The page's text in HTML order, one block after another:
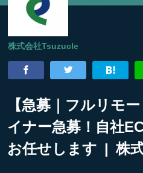
株式会社Tsuzucle
【急募｜フルリモ
イナー急募！自社
お任せします | 株